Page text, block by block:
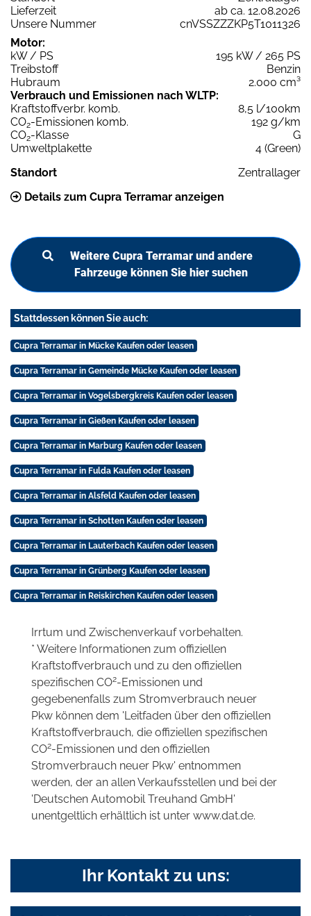
Lieferzeit
ab ca. 12.08.2026
Unsere Nummer
cnVSSZZZKP5T1011326
Motor:
kW / PS
195 kW / 265 PS
Treibstoff
Benzin
Hubraum
2.000 cm³
Verbrauch und Emissionen nach WLTP:
Kraftstoffverbr. komb.
8,5 l/100km
CO2-Emissionen komb.
192 g/km
CO2-Klasse
G
Umweltplakette
4 (Green)
Standort
Zentrallager
Details zum Cupra Terramar anzeigen
Weitere Cupra Terramar und andere
Fahrzeuge können Sie hier suchen
Stattdessen können Sie auch:
Cupra Terramar in Mücke Kaufen oder leasen
Cupra Terramar in Gemeinde Mücke Kaufen oder leasen
Cupra Terramar in Vogelsbergkreis Kaufen oder leasen
Cupra Terramar in Gießen Kaufen oder leasen
Cupra Terramar in Marburg Kaufen oder leasen
Cupra Terramar in Fulda Kaufen oder leasen
Cupra Terramar in Alsfeld Kaufen oder leasen
Cupra Terramar in Schotten Kaufen oder leasen
Cupra Terramar in Lauterbach Kaufen oder leasen
Cupra Terramar in Grünberg Kaufen oder leasen
Cupra Terramar in Reiskirchen Kaufen oder leasen
Irrtum und Zwischenverkauf vorbehalten.
* Weitere Informationen zum offiziellen
Kraftstoffverbrauch und zu den offiziellen
spezifischen CO2-Emissionen und
gegebenenfalls zum Stromverbrauch neuer
Pkw können dem 'Leitfaden über den offiziellen
Kraftstoffverbrauch, die offiziellen spezifischen
CO2-Emissionen und den offiziellen
Stromverbrauch neuer Pkw' entnommen
werden, der an allen Verkaufsstellen und bei der
'Deutschen Automobil Treuhand GmbH'
unentgeltlich erhältlich ist unter www.dat.de.
Ihr Kontakt zu uns: